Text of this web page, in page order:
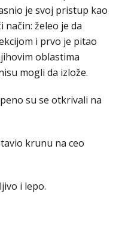
je svoj pristup kao
želeo je da
i prvo je pitao
oblastima
mogli da izlože.
su se otkrivali na
krunu na ceo
i lepo.